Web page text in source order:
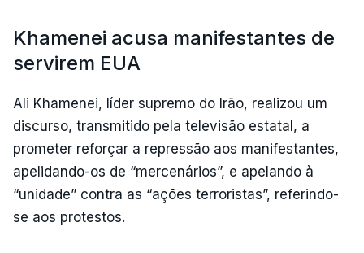
Khamenei acusa manifestantes de
servirem EUA
Ali Khamenei, líder supremo do Irão, realizou um
discurso, transmitido pela televisão estatal, a
prometer reforçar a repressão aos manifestantes,
apelidando-os de “mercenários”, e apelando à
“unidade” contra as “ações terroristas”, referindo-
se aos protestos.